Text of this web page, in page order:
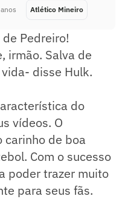
Atlético Mineiro
Pedreiro!
irmão. Salva de
disse Hulk.
do
vídeos. O
carinho de boa
Com o sucesso
poder trazer muito
para seus fãs.